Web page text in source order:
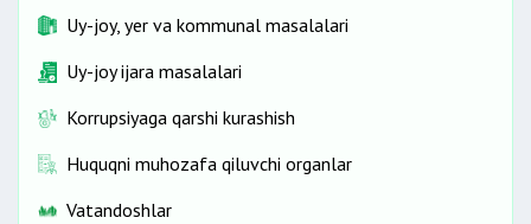
Uy-joy, yer va kommunal masalalari
Uy-joy ijara masalalari
Korrupsiyaga qarshi kurashish
Huquqni muhozafa qiluvchi organlar
Vatandoshlar